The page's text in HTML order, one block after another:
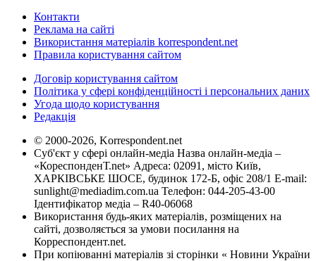
Контакти
Реклама на сайті
Використання матеріалів korrespondent.net
Правила користування сайтом
Договір користування сайтом
Політика у сфері конфіденційності і персональних даних
Угода щодо користування
Редакція
© 2000-2026, Korrespondent.net
Суб'єкт у сфері онлайн-медіа Назва онлайн-медіа –
«КореспонденТ.net» Адреса: 02091, місто Київ,
ХАРКІВСЬКЕ ШОСЕ, будинок 172-Б, офіс 208/1 E-mail:
sunlight@mediadim.com.ua Телефон: 044-205-43-00
Ідентифікатор медіа – R40-06068
Використання будь-яких матеріалів, розміщених на
сайті, дозволяється за умови посилання на
Корреспондент.net.
При копіюванні матеріалів зі сторінки « Новини України